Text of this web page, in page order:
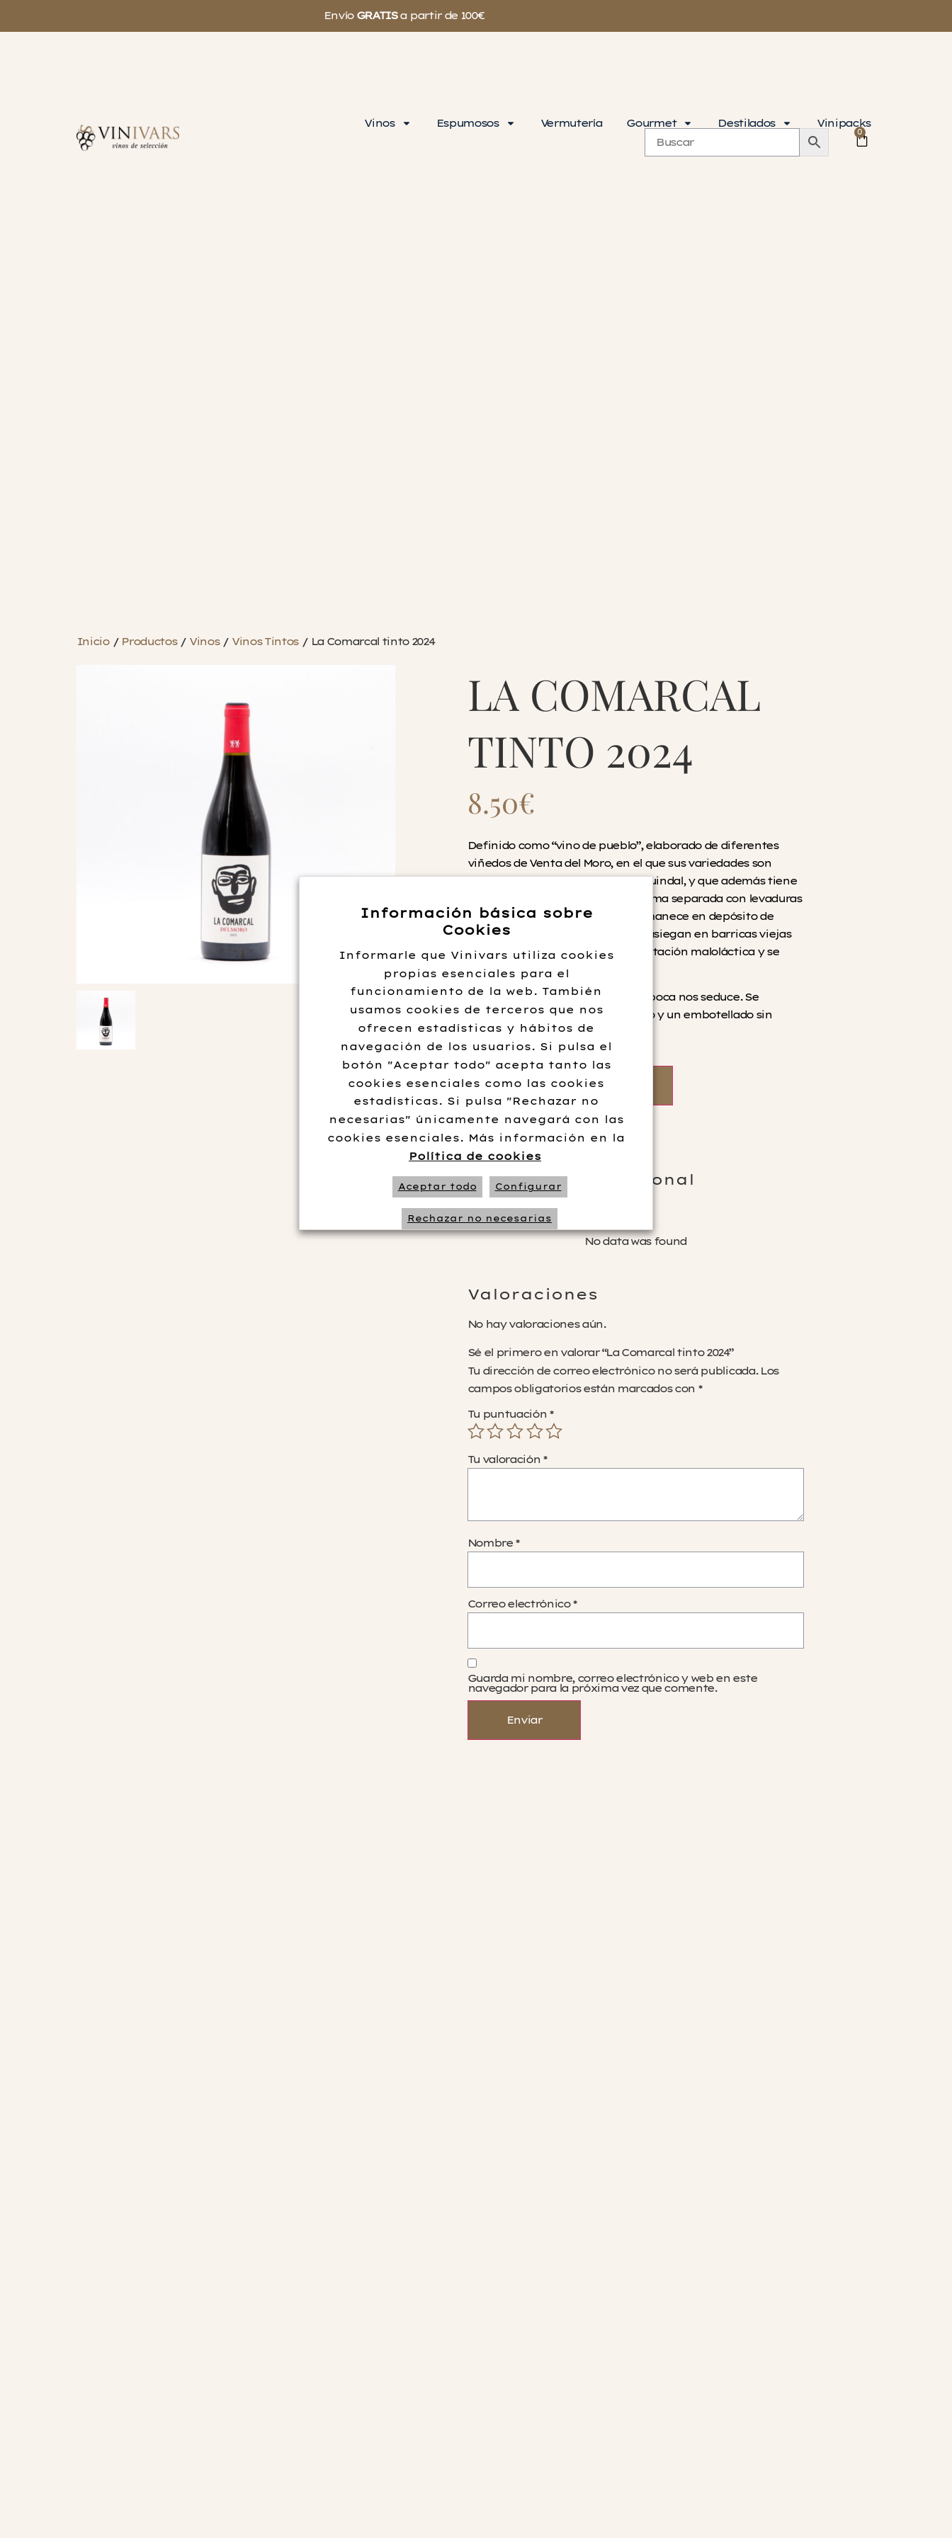
Envío GRATISa partir de 100€
Vinos Espumosos Vermutería Gourmet Destilados Vinipacks
0
Inicio / Productos / Vinos / Vinos Tintos / La Comarcal tinto 2024
LA COMARCAL
TINTO 2024
8.50€
Definido como “vino de pueblo”, elaborado de diferentes
viñedos de Venta del Moro, en el que sus variedades son
Garnacha (80%) de la parcela el Guindal, y que además tiene
Bobal y Syrah. Se elaboran de forma separada con levaduras
propias. Si bien la garnacha permanece en depósito de
acero inoxidable, las demás se trasiegan en barricas viejas
donde se llevará a cabo la fermentación maloláctica y se
criarán durante 8 meses.
En nariz hay toques florales y en boca nos seduce. Se
caracteriza por su mínimo filtrado y un embotellado sin
clarificar.
Añadir al carrito
Información adicional
No data was found
Valoraciones
No hay valoraciones aún.
Sé el primero en valorar “La Comarcal tinto 2024”
Tu dirección de correo electrónico no será publicada. Los
campos obligatorios están marcados con *
Tu puntuación *
Tu valoración *
Nombre *
Correo electrónico*
Guarda mi nombre, correo electrónico y web en este
navegador para la próxima vez que comente.
Información básica sobre
Cookies
Informarle que Vinivars utiliza cookies
propias esenciales para el
funcionamiento de la web. También
usamos cookies de terceros que nos
ofrecen estadísticas y hábitos de
navegación de los usuarios. Si pulsa el
botón "Aceptar todo" acepta tanto las
cookies esenciales como las cookies
estadísticas. Si pulsa "Rechazar no
necesarias" únicamente navegará con las
cookies esenciales. Más información en la
Política de cookies
Aceptar todo Configurar
Rechazar no necesarias